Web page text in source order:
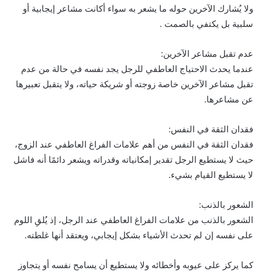
ولا يُشارك الآخرين حوله ما يشعر به سواء أكانت مشاعر إيجابية أو
سلبية بل يكتفي بالصمت .
عدم تقبل مشاعر الآخرين:
عندما يحدث الاحتياج العاطفي للرجل يجد نفسه في حالة من عدم
تقبل مشاعر الآخرين خاصة زوجته أو شريكة حياته، ولا يتقبل تعبيرها
عن مشاعرها.
فقدان الثقة في النفس:
فقدان الثقة في النفس من أهم علامات الفراغ العاطفي عند الزوج،
حيث لا يستطيع الرجل تقدير إمكانياته وقدراته ويشعر دائمًا أنه فاشل
لا يستطيع القيام بشيء.
الشعور بالذنب:
الشعور بالذنب من علامات الفراغ العاطفي عند الرجل، إذ يُلقِ اللوم
على نفسه إن لم تحدث الأشياء بشكل إيجابي، ويعتقد أنها غلطته.
كما يركز على عيوبه وأخطائه ولا يستطيع أن يسامح نفسه أو يتجاوز